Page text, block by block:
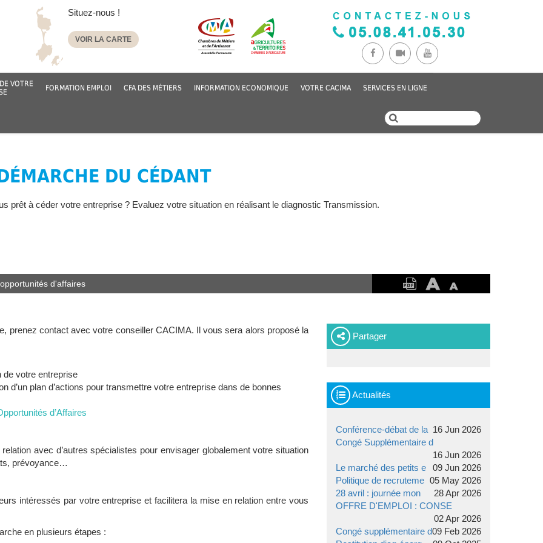
Situez-nous !
VOIR LA CARTE
VOTRE
FORMATION EMPLOI CFA DES MÉTIERS INFORMATION ECONOMIQUE VOTRE CACIMA SERVICES EN LIGNE
DU CÉDANT
prêt à céder votre entreprise ? Evaluez votre situation en réalisant le diagnostic Transmission.
d'affaires
prenez contact avec votre conseiller CACIMA. Il vous sera alors proposé la
de votre entreprise
d’un plan d’actions pour transmettre votre entreprise dans de bonnes
d’Affaires
avec d’autres spécialistes pour envisager globalement votre situation
prévoyance…
intéressés par votre entreprise et facilitera la mise en relation entre vous
en plusieurs étapes :
Partager
Actualités
Conférence-débat de la 16 Jun 2026
Congé Supplémentaire d
16 Jun 2026
Le marché des petits e
09 Jun 2026
Politique de recruteme 05 May 2026
28 avril : journée mon
28 Apr 2026
OFFRE D'EMPLOI : CONSE
02 Apr 2026
Congé supplémentaire d09 Feb 2026